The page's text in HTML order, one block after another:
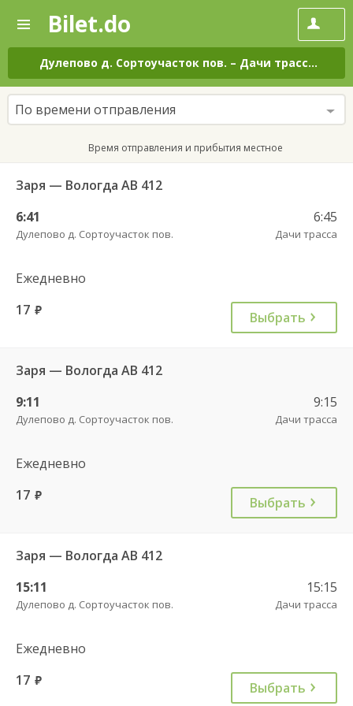
—
Поиск
и
покупка
билетов
на
автобус
онлайн
Bilet.do
Дулепово д. Сортоучасток пов. – Дачи трасса
По времени отправления
Время отправления и прибытия местное
Заря — Вологда АВ 412
6:41
Дулепово д. Сортоучасток пов.
6:45
Дачи трасса
Ежедневно
17 руб. Выбрать
Заря — Вологда АВ 412
9:11
Дулепово д. Сортоучасток пов.
9:15
Дачи трасса
Ежедневно
17 руб. Выбрать
Заря — Вологда АВ 412
15:11
Дулепово д. Сортоучасток пов.
15:15
Дачи трасса
Ежедневно
17 руб. Выбрать